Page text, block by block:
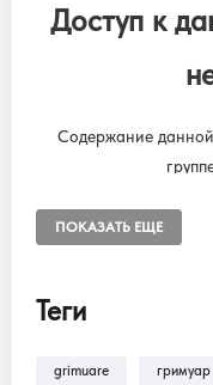
Доступ к
Содержание
В разделе
ПОКАЗАТЬ ЕЩЕ
Теги
grimuare гримуар